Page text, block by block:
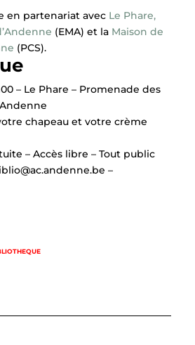
en partenariat avec Le Phare,
(EMA) et la Maison de
(PCS).
– Le Phare – Promenade des
chapeau et votre crème
– Accès libre – Tout public
–